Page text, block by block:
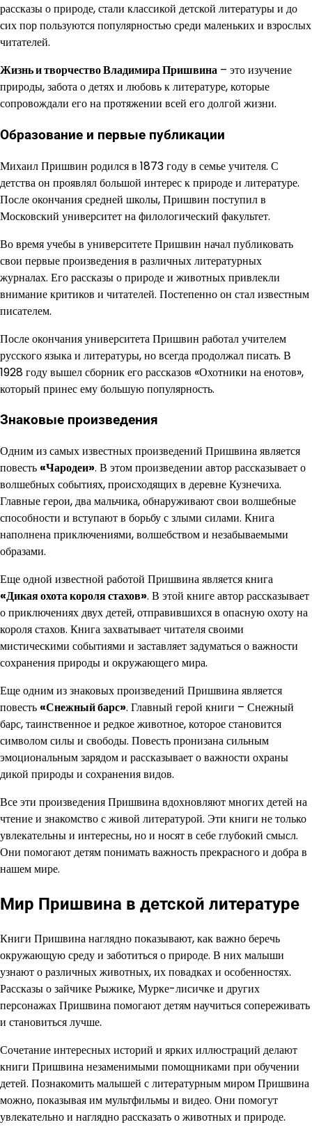
рассказы о природе, стали классикой детской литературы и до
сих пор пользуются популярностью среди маленьких и взрослых
читателей.
Жизнь и творчество Владимира Пришвина – это изучение
природы, забота о детях и любовь к литературе, которые
сопровождали его на протяжении всей его долгой жизни.
Образование и первые публикации
Михаил Пришвин родился в 1873 году в семье учителя. С
детства он проявлял большой интерес к природе и литературе.
После окончания средней школы, Пришвин поступил в
Московский университет на филологический факультет.
Во время учебы в университете Пришвин начал публиковать
свои первые произведения в различных литературных
журналах. Его рассказы о природе и животных привлекли
внимание критиков и читателей. Постепенно он стал известным
писателем.
После окончания университета Пришвин работал учителем
русского языка и литературы, но всегда продолжал писать. В
1928 году вышел сборник его рассказов «Охотники на енотов»,
который принес ему большую популярность.
Знаковые произведения
Одним из самых известных произведений Пришвина является
повесть «Чародеи». В этом произведении автор рассказывает о
волшебных событиях, происходящих в деревне Кузнечиха.
Главные герои, два мальчика, обнаруживают свои волшебные
способности и вступают в борьбу с злыми силами. Книга
наполнена приключениями, волшебством и незабываемыми
образами.
Еще одной известной работой Пришвина является книга
«Дикая охота короля стахов». В этой книге автор рассказывает
о приключениях двух детей, отправившихся в опасную охоту на
короля стахов. Книга захватывает читателя своими
мистическими событиями и заставляет задуматься о важности
сохранения природы и окружающего мира.
Еще одним из знаковых произведений Пришвина является
повесть «Снежный барс». Главный герой книги – Снежный
барс, таинственное и редкое животное, которое становится
символом силы и свободы. Повесть пронизана сильным
эмоциональным зарядом и рассказывает о важности охраны
дикой природы и сохранения видов.
Все эти произведения Пришвина вдохновляют многих детей на
чтение и знакомство с живой литературой. Эти книги не только
увлекательны и интересны, но и носят в себе глубокий смысл.
Они помогают детям понимать важность прекрасного и добра в
нашем мире.
Мир Пришвина в детской литературе
Книги Пришвина наглядно показывают, как важно беречь
окружающую среду и заботиться о природе. В них малыши
узнают о различных животных, их повадках и особенностях.
Рассказы о зайчике Рыжике, Мурке-лисичке и других
персонажах Пришвина помогают детям научиться сопереживать
и становиться лучше.
Сочетание интересных историй и ярких иллюстраций делают
книги Пришвина незаменимыми помощниками при обучении
детей. Познакомить малышей с литературным миром Пришвина
можно, показывая им мультфильмы и видео. Они помогут
увлекательно и наглядно рассказать о животных и природе.